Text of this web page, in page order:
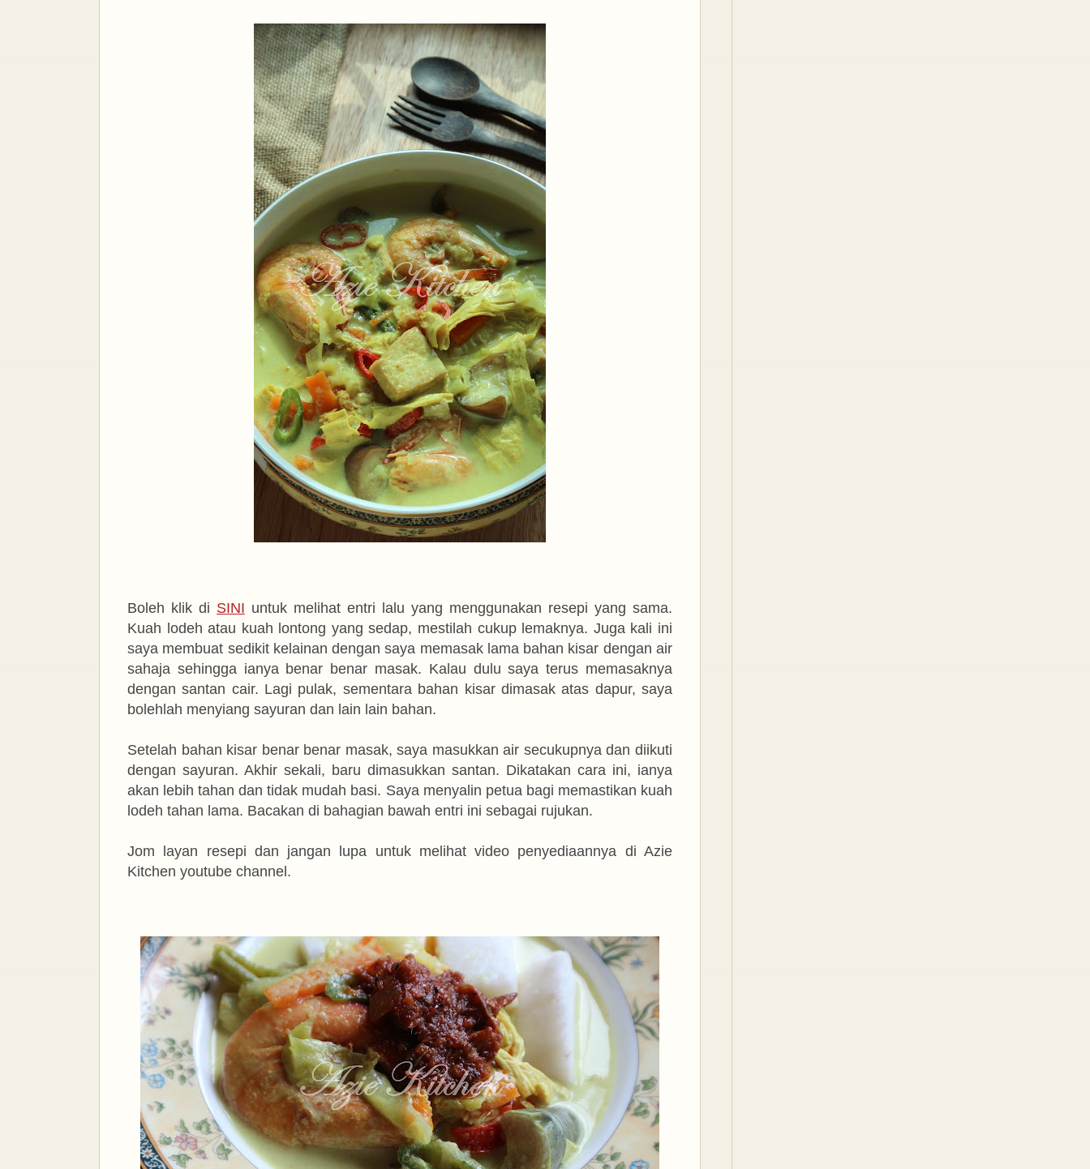
Boleh klik di SINI untuk melihat entri lalu yang menggunakan resepi yang sama.
Kuah lodeh atau kuah lontong yang sedap, mestilah cukup lemaknya. Juga kali ini
saya membuat sedikit kelainan dengan saya memasak lama bahan kisar dengan air
sahaja sehingga ianya benar benar masak. Kalau dulu saya terus memasaknya
dengan santan cair. Lagi pulak, sementara bahan kisar dimasak atas dapur, saya
bolehlah menyiang sayuran dan lain lain bahan.
Setelah bahan kisar benar benar masak, saya masukkan air secukupnya dan diikuti
dengan sayuran. Akhir sekali, baru dimasukkan santan. Dikatakan cara ini, ianya
akan lebih tahan dan tidak mudah basi. Saya menyalin petua bagi memastikan kuah
lodeh tahan lama. Bacakan di bahagian bawah entri ini sebagai rujukan.
Jom
layan resepi dan jangan lupa untuk melihat video penyediaannya di Azie
Kitchen youtube channel.